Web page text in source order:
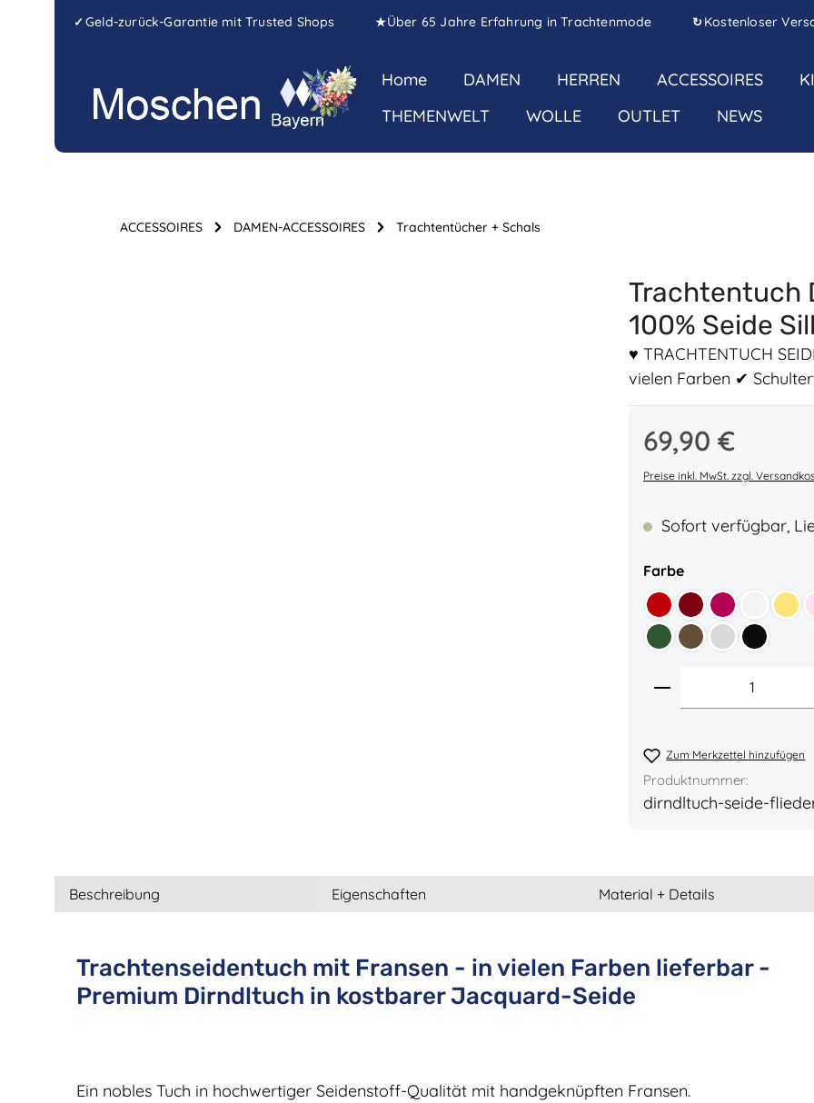
Zum Hauptinhalt springen
Zur Hauptnavigation springen
✓ Geld-zurück-Garantie mit Trusted Shops ★Über 65 Jahre Erfahrung in Trachtenmode ↻ Kostenloser
Home DAMEN HERREN ACCESSOIRES
THEMENWELT
WOLLE OUTLET NEWS
ACCESSOIRES DAMEN-ACCESSOIRES Trachtentücher + Schals
Trachtentuch
100% Seide
♥ TRACHTENTUCH
vielen Farben ✔
Regulärer Preis:
69,90 €
Preise inkl. MwSt. zzgl.
Durchschnittliche
Sofort verfügbar,
Farbeauswählen
KirschrotBordeauxKarminrot
WeißGold
TanneDunkelbraun
SilberSchwarz
Produkt
Zum Merkzettel hinzufügen
Produktnummer:
dirndltuch-seide-
Beschreibung Eigenschaften Material + Details
Trachtenseidentuch mit Fransen - in vielen Farben lieferbar -
Premium Dirndltuch in kostbarer Jacquard-Seide
Ein nobles Tuch in hochwertiger Seidenstoff-Qualität mit handgeknüpften Fransen.